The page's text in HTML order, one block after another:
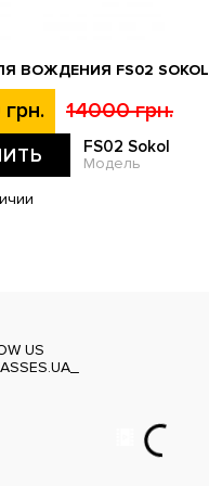
ВОЖДЕНИЯ FS02 SOKOL
14000 грн.
FS02 Sokol
Модель
US